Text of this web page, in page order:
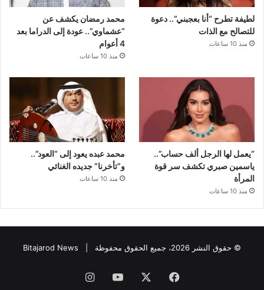
لطيفة تطرح “أنا بعجبني”.. دعوة
للتصالح مع الذات
منذ 10 ساعات
محمد رمضان يكشف عن
“عشماوي”.. عودة إلى الدراما بعد
4 أعوام
منذ 10 ساعات
“يعمل لها الرجل ألف حساب”..
ياسمين صبري تكشف سر قوة
المرأة
منذ 10 ساعات
محمد عبده يعود إلى “العود”..
و”تأخرنا” جديده الغنائي
منذ 10 ساعات
© حقوق النشر 2026، جميع الحقوق محفوظة | Bitajarod News
فيسبوك ‫YouTubeانستقرام